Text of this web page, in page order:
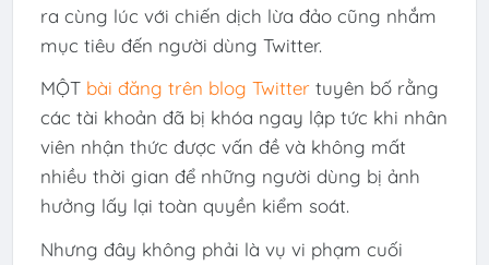
ra cùng lúc với chiến dịch lừa đảo cũng nhắm
mục tiêu đến người dùng Twitter.
MỘT bài đăng trên blog Twittertuyên bố rằng
các tài khoản đã bị khóa ngay lập tức khi nhân
viên nhận thức được vấn đề và không mất
nhiều thời gian để những người dùng bị ảnh
hưởng lấy lại toàn quyền kiểm soát.
Nhưng đây không phải là vụ vi phạm cuối